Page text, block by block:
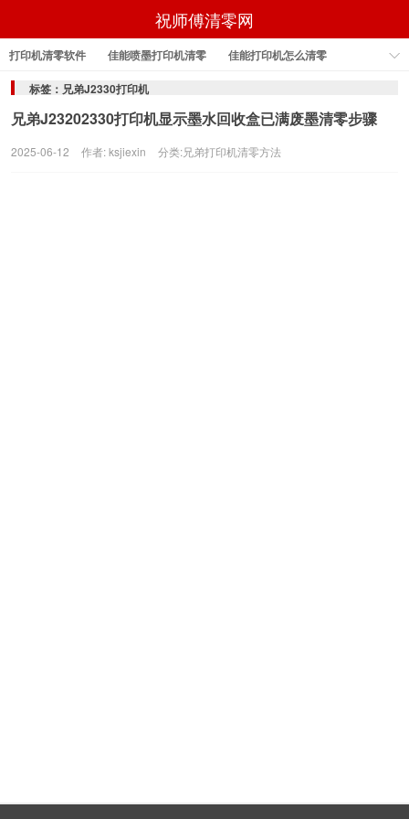
祝师傅清零网
打印机清零软件 佳能喷墨打印机清零
佳能打印机怎么清零
佳能打印机怎样清零
佳能打印机清零
epson打印机清零软件
标签：兄弟J2330打印机
兄弟J23202330打印机显示墨水回收盒已满废墨清零步骤
2025-06-12 作者: ksjiexin 分类:兄弟打印机清零方法